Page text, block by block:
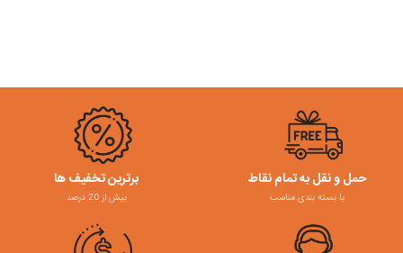
حمل و نقل به تمام نقاط
با بسته بندی مناسب
برترین تخفیف ها
بیش از 20 درصد